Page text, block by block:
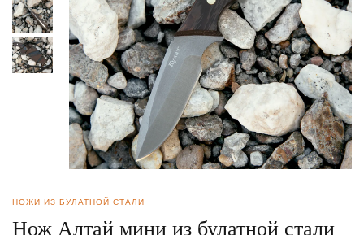
НОЖИ ИЗ БУЛАТНОЙ СТАЛИ
Нож Алтай мини из булатной стали